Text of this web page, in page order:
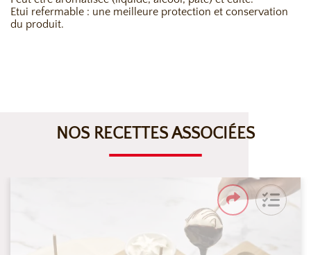
Etui refermable : une meilleure protection et conservation
du produit.
NOS RECETTES ASSOCIÉES